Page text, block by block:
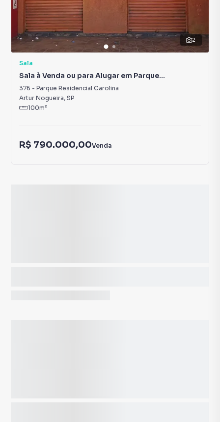
2
Sala
Sala à Venda ou para Alugar em Parque
Residencial Carolina
376 - Parque Residencial Carolina
Artur Nogueira, SP
100m²
R$ 790.000,00Venda